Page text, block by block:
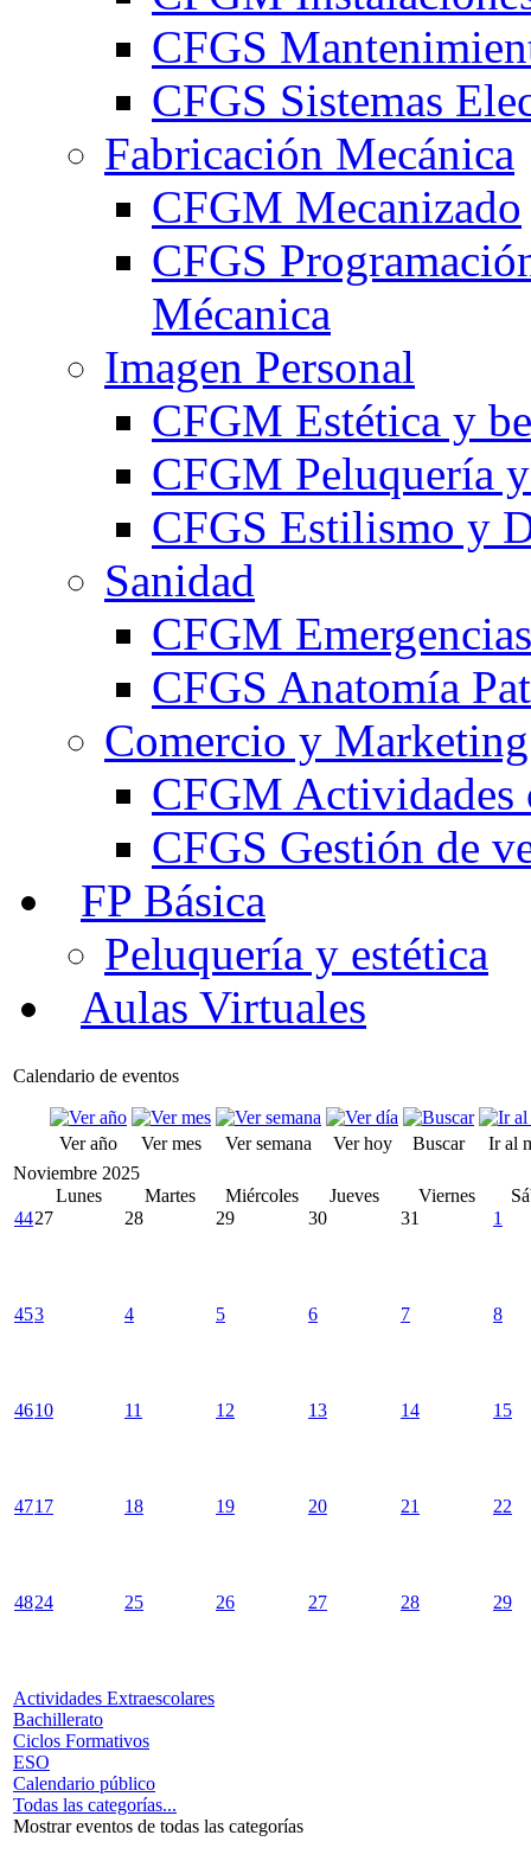
CFGS
CFGS Sistemas
Fabricación Mecánica
CFGM Mecanizado
CFGS
Mécanica
Imagen Personal
CFGM Estética y
CFGM Peluquería
CFGS Estilismo y
Sanidad
CFGM
CFGS Anatomía
Comercio y Marketing
CFGM Actividades
CFGS Gestión de
FP Básica
Peluquería y estética
Aulas Virtuales
Calendario de eventos
Ver año Ver mes Ver semana Ver hoy Buscar
Ir al
Noviembre 2025
Lunes
Martes Miércoles Jueves Viernes
4427 28 29 30 31 1
453 4 5 6 7 8
4610 11 12 13 14 15
4717 18 19 20 21 22
4824 25 26 27 28 29
Actividades Extraescolares
Bachillerato
Ciclos Formativos
ESO
Calendario público
Todas las categorías...
Mostrar eventos de todas las categorías